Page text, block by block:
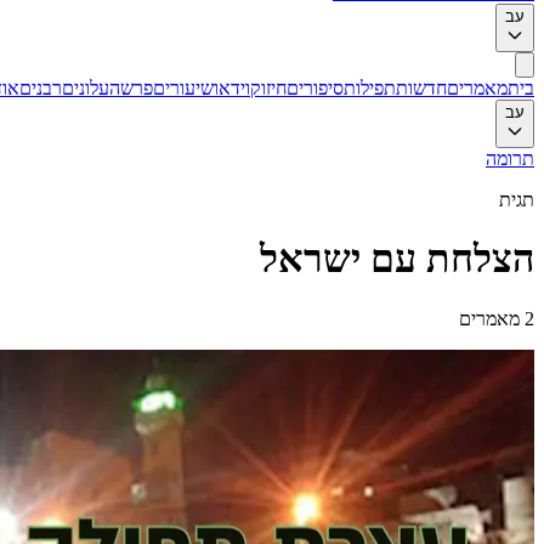
עב
ביתמאמריםחדשותתפילותסיפוריםחיזוקוידאושיעוריםפרשהעלוניםרבנים
עב
תרומה
תגית
הצלחת עם ישראל
2 מאמרים